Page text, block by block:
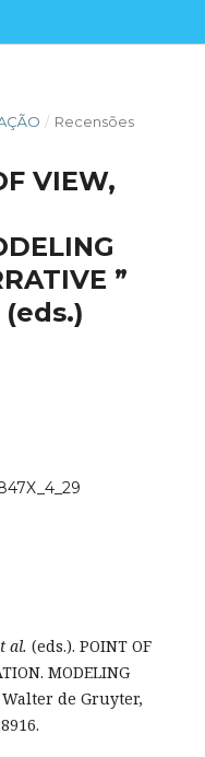
/ Recensões
VIEW,
”
(eds.)
al. (eds.). POINT OF
MODELING
Walter de Gruyter,